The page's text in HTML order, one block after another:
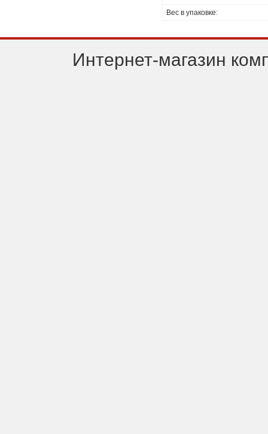
Вес в упаковке:
Интернет-магазин